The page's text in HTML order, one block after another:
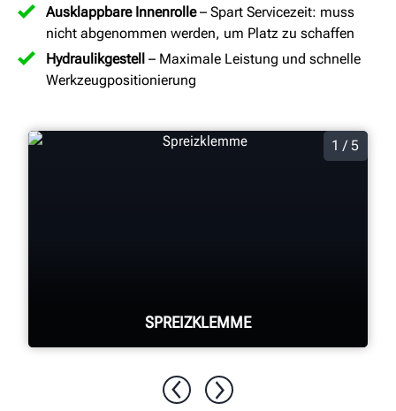
Ausklappbare Innenrolle– Spart Servicezeit: muss
nicht abgenommen werden, um Platz zu schaffen
Hydraulikgestell – Maximale Leistung und schnelle
Werkzeugpositionierung
1 / 5
SPREIZKLEMME